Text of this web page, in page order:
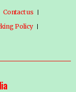
Contact us
Policy